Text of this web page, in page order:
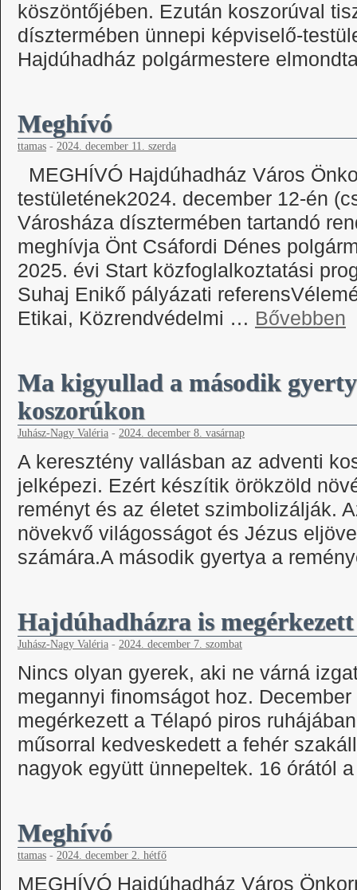
köszöntőjében. Ezután koszorúval
dísztermében ünnepi képviselő-
Hajdúhadház polgármestere
Meghívó
ttamas - 2024. december 11. szerda
MEGHÍVÓ Hajdúhadház Város
testületének2024. december 12-én
Városháza dísztermében tartandó
meghívja Önt Csáfordi Dénes
2025. évi Start közfoglalkoztatási
Suhaj Enikő pályázati
Etikai, Közrendvédelmi … Bővebben
Ma kigyullad a második
koszorúkon
Juhász-Nagy Valéria - 2024. december 8. vasárnap
A keresztény vallásban az adventi
jelképezi. Ezért készítik örökzöld
reményt és az életet szimbolizálják.
növekvő világosságot és Jézus
számára.A második gyertya a
Hajdúhadházra is
Juhász-Nagy Valéria - 2024. december 7. szombat
Nincs olyan gyerek, aki ne várná
megannyi finomságot hoz.
megérkezett a Télapó piros
műsorral kedveskedett a fehér
nagyok együtt ünnepeltek. 16 órától
Meghívó
ttamas - 2024. december 2. hétfő
MEGHÍVÓ Hajdúhadház Város